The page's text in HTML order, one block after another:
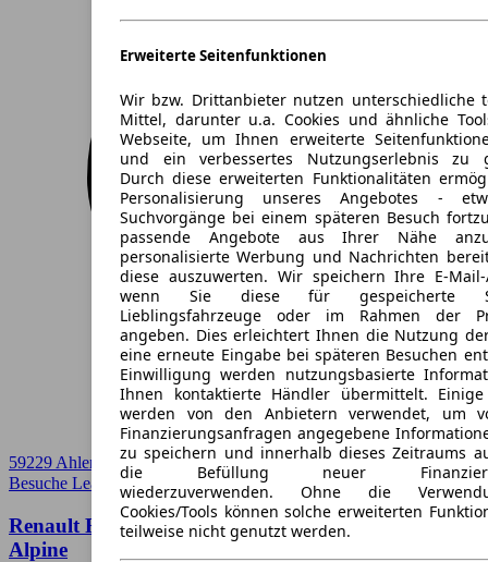
Erweiterte Seitenfunktionen
Wir bzw. Drittanbieter nutzen unterschiedliche
Mittel, darunter u.a. Cookies und ähnliche
Webseite, um Ihnen erweiterte
und ein verbessertes Nutzungserlebnis zu
Durch diese erweiterten Funktionalitäten
Personalisierung unseres Angebotes -
Suchvorgänge bei einem späteren Besuch
passende Angebote aus Ihrer Nähe
personalisierte Werbung und Nachrichten
diese auszuwerten. Wir speichern Ihre E-Mail-
wenn Sie diese für gespeicherte
Lieblingsfahrzeuge oder im Rahmen der
angeben. Dies erleichtert Ihnen die Nutzung
eine erneute Eingabe bei späteren Besuchen
Einwilligung werden nutzungsbasierte
Ihnen kontaktierte Händler übermittelt. Einige
werden von den Anbietern verwendet, um
Finanzierungsanfragen angegebene
zu speichern und innerhalb dieses Zeitraums
die Befüllung neuer
wiederzuverwenden. Ohne die
Cookies/Tools können solche erweiterten
teilweise nicht genutzt werden.
59229 Ahlen
Besuche Leasingmarkt
Renault Rafale 200 E-Tech Full Hybrid Esprit
Alpine